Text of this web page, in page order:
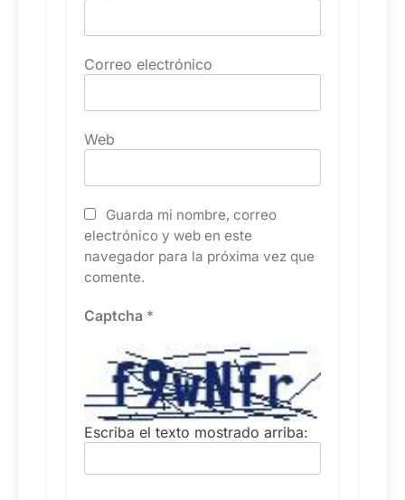
Correo electrónico
Web
Guarda mi nombre, correo
electrónico y web en este
navegador para la próxima vez que
comente.
Captcha *
Escriba el texto mostrado arriba: